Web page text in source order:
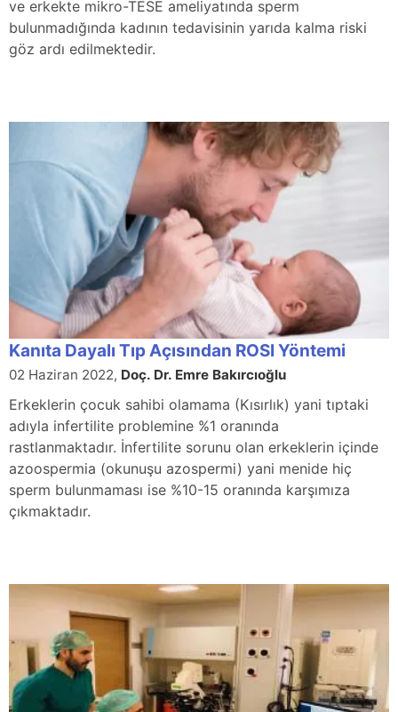
ve erkekte mikro-TESE ameliyatında sperm
bulunmadığında kadının tedavisinin yarıda kalma riski
göz ardı edilmektedir.
Kanıta Dayalı Tıp Açısından ROSI Yöntemi
02 Haziran 2022, Doç. Dr. Emre Bakırcıoğlu
Erkeklerin çocuk sahibi olamama (Kısırlık) yani tıptaki
adıyla infertilite problemine %1 oranında
rastlanmaktadır. İnfertilite sorunu olan erkeklerin içinde
azoospermia (okunuşu azospermi) yani menide hiç
sperm bulunmaması ise %10-15 oranında karşımıza
çıkmaktadır.